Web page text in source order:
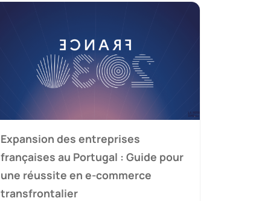
Expansion des entreprises
françaises au Portugal : Guide pour
une réussite en e-commerce
transfrontalier